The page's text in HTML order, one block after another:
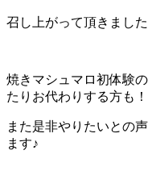
召し上がって頂きました
焼きマシュマロ初体験
たりお代わりする方も！
また是非やりたいとの
ます♪